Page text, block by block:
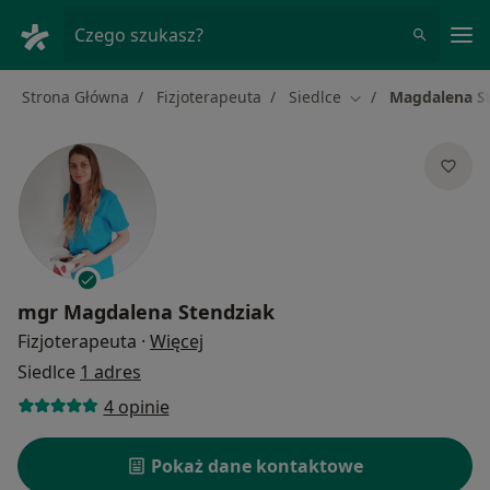
Czego szukasz?
Strona Główna Fizjoterapeuta Siedlce Zmień miasto
Magdalena
mgr Magdalena Stendziak
Fizjoterapeuta · Więcej
Siedlce 1 adres
4 opinie
Pokaż dane kontaktowe